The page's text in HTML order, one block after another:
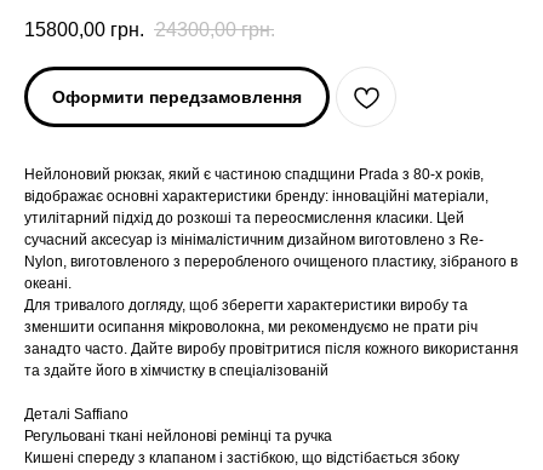
15800,00 грн. 24300,00 грн.
Оформити передзамовлення
Нейлоновий рюкзак, який є частиною спадщини Prada з 80-х років,
відображає основні характеристики бренду: інноваційні матеріали,
утилітарний підхід до розкоші та переосмислення класики. Цей
сучасний аксесуар із мінімалістичним дизайном виготовлено з Re-
Nylon, виготовленого з переробленого очищеного пластику, зібраного в
океані.
Для тривалого догляду, щоб зберегти характеристики виробу та
зменшити осипання мікроволокна, ми рекомендуємо не прати річ
занадто часто. Дайте виробу провітритися після кожного використання
та здайте його в хімчистку в спеціалізованій
Деталі Saffiano
Регульовані ткані нейлонові ремінці та ручка
Кишені спереду з клапаном і застібкою, що відстібається збоку